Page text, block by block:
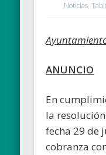
Noticias,
ANUNCIO
En
la
fecha 29 de
cobranza